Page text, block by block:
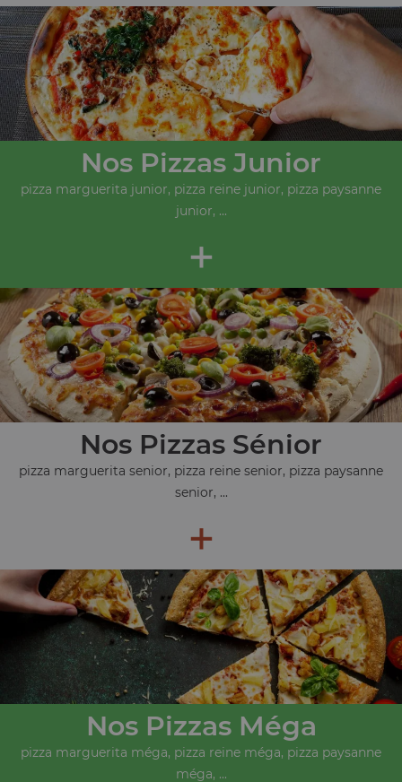
Nos Pizzas Junior
pizza marguerita junior, pizza reine junior, pizza paysanne
junior, ...
+
Nos Pizzas Sénior
pizza marguerita senior, pizza reine senior, pizza paysanne
senior, ...
+
Nos Pizzas Méga
pizza marguerita méga, pizza reine méga, pizza paysanne
méga, ...